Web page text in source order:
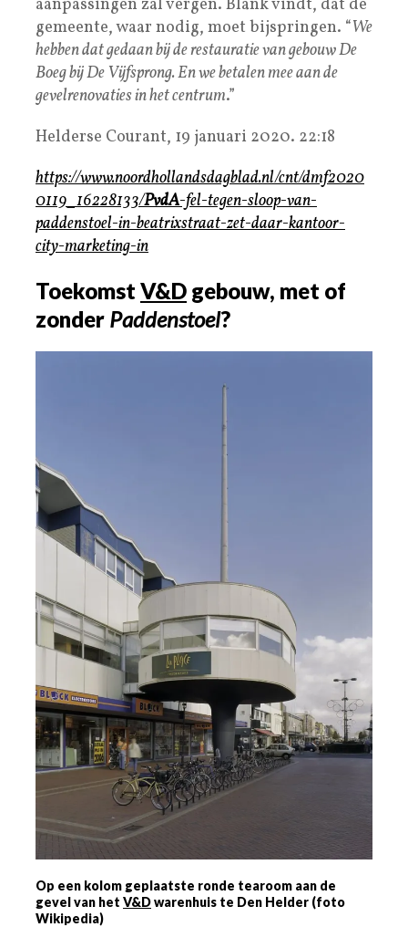
aanpassingen zal vergen. Blank vindt, dat de
gemeente, waar nodig, moet bijspringen. “We
hebben dat gedaan bij de restauratie van gebouw De
Boeg bij De Vijfsprong. En we betalen mee aan de
gevelrenovaties in het centrum.”
Helderse Courant, 19 januari 2020. 22:18
https://www.noordhollandsdagblad.nl/cnt/dmf2020
0119_16228133/PvdA-fel-tegen-sloop-van-
paddenstoel-in-beatrixstraat-zet-daar-kantoor-
city-marketing-in
ToekomstV&D gebouw, met of
zonder Paddenstoel?
Op een kolom geplaatste ronde tearoom aan de
gevel van het V&Dwarenhuis te Den Helder (foto
Wikipedia)